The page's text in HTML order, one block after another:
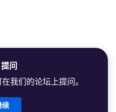
提问
我们的论坛上提问。
续